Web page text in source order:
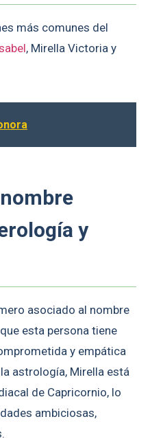
más comunes del
, Mirella Victoria y
y
asociado al nombre
esta persona tiene
y empática
astrología, Mirella está
de Capricornio, lo
ambiciosas,